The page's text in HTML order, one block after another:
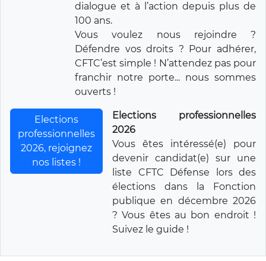
dialogue et à l’action depuis plus de
100 ans.
Vous voulez nous rejoindre ?
Défendre vos droits ? Pour adhérer,
CFTC’est simple ! N’attendez pas pour
franchir notre porte... nous sommes
ouverts !
Elections
professionnelles
2026, rejoignez
nos listes !
Elections professionnelles
2026
Vous êtes intéressé(e) pour
devenir candidat(e) sur une
liste CFTC Défense lors des
élections dans la Fonction
publique en décembre 2026
? Vous êtes au bon endroit !
Suivez le guide !